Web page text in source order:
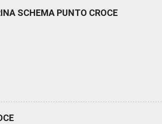
SCHEMA PUNTO CROCE